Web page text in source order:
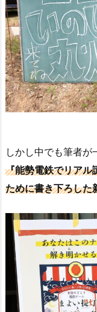
しかし中でも筆者が
『能勢電鉄でリアル
ために書き下ろした